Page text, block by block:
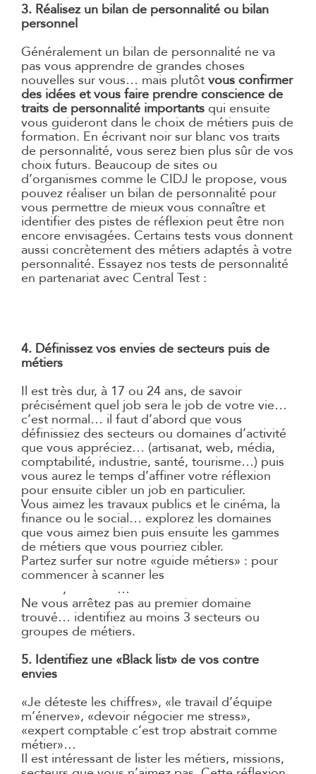
3. Réalisez un bilan de personnalité ou bilan
personnel
Généralement un bilan de personnalité ne va
pas vous apprendre de grandes choses
nouvelles sur vous… mais plutôt vous confirmer
des idées et vous faire prendre conscience de
traits de personnalité importantsqui ensuite
vous guideront dans le choix de métiers puis de
formation. En écrivant noir sur blanc vos traits
de personnalité, vous serez bien plus sûr de vos
choix futurs. Beaucoup de sites ou
d’organismes comme le CIDJ le propose, vous
pouvez réaliser un bilan de personnalité pour
vous permettre de mieux vous connaître et
identifier des pistes de réflexion peut être non
encore envisagées. Certains tests vous donnent
aussi concrètement des métiers adaptés à votre
personnalité. Essayez nos tests de personnalité
en partenariat avec Central Test :
4. Définissez vos envies de secteurs puis de
métiers
Il est très dur, à 17 ou 24 ans, de savoir
précisément quel job sera le job de votre vie…
c’est normal… il faut d’abord que vous
définissiez des secteurs ou domaines d’activité
que vous appréciez… (artisanat, web, média,
comptabilité, industrie, santé, tourisme…) puis
vous aurez le temps d’affiner votre réflexion
pour ensuite cibler un job en particulier.
Vous aimez les travaux publics et le cinéma, la
finance ou le social… explorez les domaines
que vous aimez bien puis ensuite les gammes
de métiers que vous pourriez cibler.
Partez surfer sur notre «guide métiers» : pour
commencer à scanner les
,
…
Ne vous arrêtez pas au premier domaine
trouvé… identifiez au moins 3 secteurs ou
groupes de métiers.
5. Identifiez une «Black list» de vos contre
envies
«Je déteste les chiffres», «le travail d’équipe
m’énerve», «devoir négocier me stress»,
«expert comptable c’est trop abstrait comme
métier»…
Il est intéressant de lister les métiers, missions,